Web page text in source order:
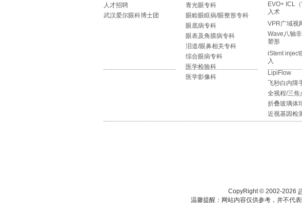
人才招聘
武汉爱尔眼科博士团
青光眼专科
眼睑眼眶病/眼整形专科
眼底病专科
眼表及角膜病专科
泪道/眼鼻相关专科
综合眼病专科
医学检验科
医学影像科
EVO+ ICL
入术
VPR广域视
Wave八轴
塑形
iStent inject
入
LipiFlow
飞秒白内障
全视程/三焦
折叠玻璃体
近视基因检
CopyRight © 2002-2026
温馨提醒：网站内容仅供参考，并不代